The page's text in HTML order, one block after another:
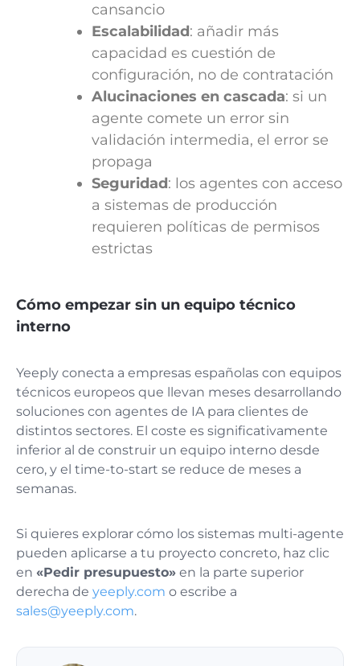
cansancio
Escalabilidad: añadir más
capacidad es cuestión de
configuración, no de contratación
Alucinaciones en cascada: si un
agente comete un error sin
validación intermedia, el error se
propaga
Seguridad: los agentes con acceso
a sistemas de producción
requieren políticas de permisos
estrictas
Cómo empezar sin un equipo técnico
interno
Yeeply conecta a empresas españolas con equipos
técnicos europeos que llevan meses desarrollando
soluciones con agentes de IA para clientes de
distintos sectores. El coste es significativamente
inferior al de construir un equipo interno desde
cero, y el time-to-start se reduce de meses a
semanas.
Si quieres explorar cómo los sistemas multi-agente
pueden aplicarse a tu proyecto concreto, haz clic
en «Pedir presupuesto» en la parte superior
derecha de yeeply.com o escribe a
sales@yeeply.com.